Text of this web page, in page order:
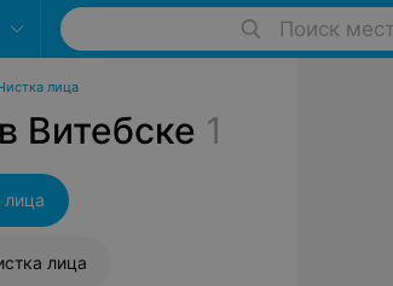
Поиск
лица
Витебске 1
лица
лица